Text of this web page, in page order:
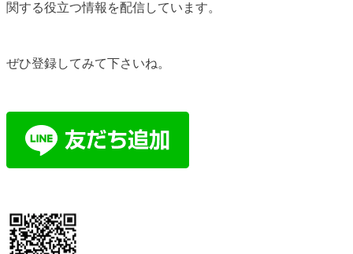
関する役立つ情報を配信しています。
ぜひ登録してみて下さいね。